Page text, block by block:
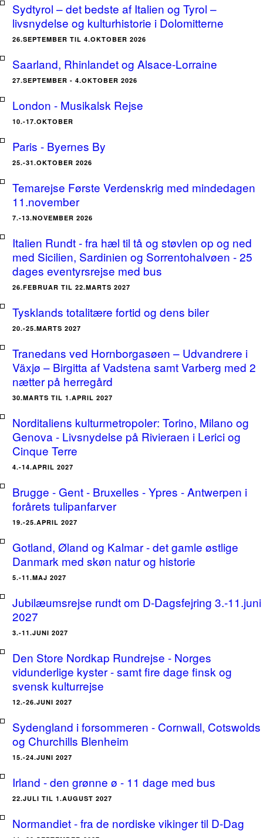
Sydtyrol – det bedste af Italien og Tyrol –
livsnydelse og kulturhistorie i Dolomitterne
26.SEPTEMBER TIL 4.OKTOBER 2026
Saarland, Rhinlandet og Alsace-Lorraine
27.SEPTEMBER - 4.OKTOBER 2026
London - Musikalsk Rejse
10.-17.OKTOBER
Paris - Byernes By
25.-31.OKTOBER 2026
Temarejse Første Verdenskrig med mindedagen
11.november
7.-13.NOVEMBER 2026
Italien Rundt - fra hæl til tå og støvlen op og ned
med Sicilien, Sardinien og Sorrentohalvøen - 25
dages eventyrsrejse med bus
26.FEBRUAR TIL 22.MARTS 2027
Tysklands totalitære fortid og dens biler
20.-25.MARTS 2027
Tranedans ved Hornborgasøen – Udvandrere i
Växjø – Birgitta af Vadstena samt Varberg med 2
nætter på herregård
30.MARTS TIL 1.APRIL 2027
Norditaliens kulturmetropoler: Torino, Milano og
Genova - Livsnydelse på Rivieraen i Lerici og
Cinque Terre
4.-14.APRIL 2027
Brugge - Gent - Bruxelles - Ypres - Antwerpen i
forårets tulipanfarver
19.-25.APRIL 2027
Gotland, Øland og Kalmar - det gamle østlige
Danmark med skøn natur og historie
5.-11.MAJ 2027
Jubilæumsrejse rundt om D-Dagsfejring 3.-11.juni
2027
3.-11.JUNI 2027
Den Store Nordkap Rundrejse - Norges
vidunderlige kyster - samt fire dage finsk og
svensk kulturrejse
12.-26.JUNI 2027
Sydengland i forsommeren - Cornwall, Cotswolds
og Churchills Blenheim
15.-24.JUNI 2027
Irland - den grønne ø - 11 dage med bus
22.JULI TIL 1.AUGUST 2027
Normandiet - fra de nordiske vikinger til D-Dag